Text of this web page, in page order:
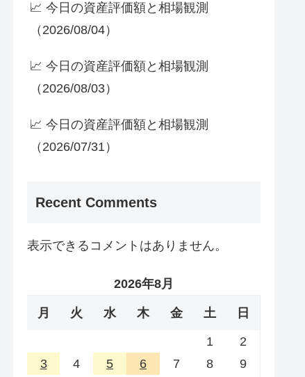
📈 今日の資産評価額と相場観測
（2026/08/04）
📈 今日の資産評価額と相場観測
（2026/08/03）
📈 今日の資産評価額と相場観測
（2026/07/31）
Recent Comments
表示できるコメントはありません。
2026年8月
月 火 水 木 金 土 日
1
2
3
4 5 6 7 8
9